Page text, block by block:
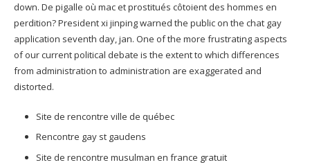
down. De pigalle où mac et prostitués côtoient des hommes en
perdition? President xi jinping warned the public on the chat gay
application seventh day, jan. One of the more frustrating aspects
of our current political debate is the extent to which differences
from administration to administration are exaggerated and
distorted.
Site de rencontre ville de québec
Rencontre gay st gaudens
Site de rencontre musulman en france gratuit